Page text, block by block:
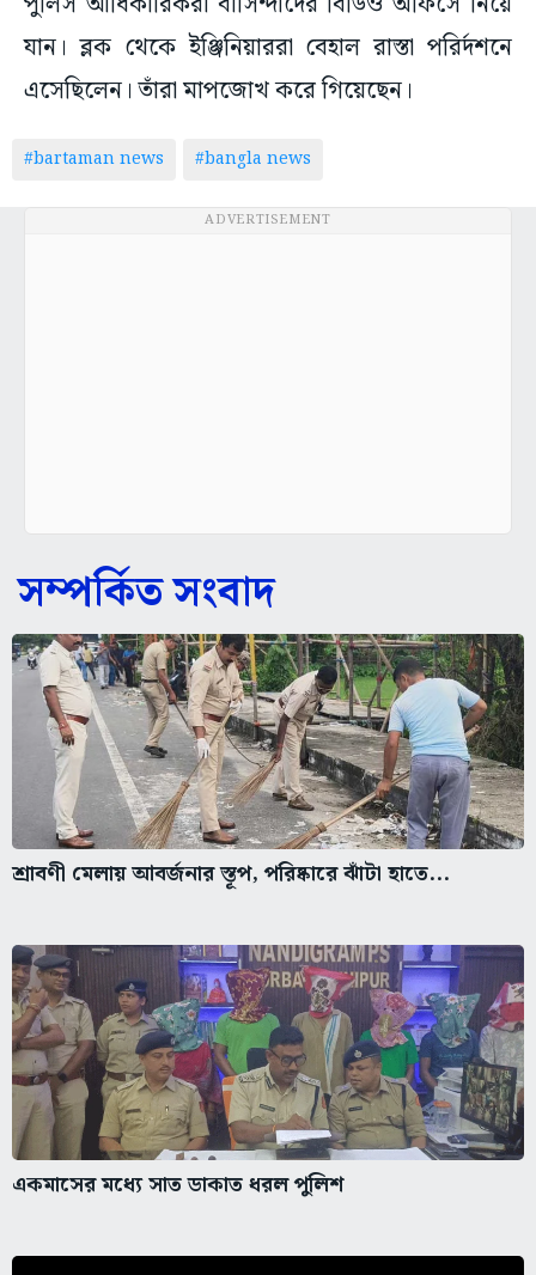
যান। ব্লক থেকে ইঞ্জিনিয়াররা বেহাল রাস্তা পরির্দশনে
এসেছিলেন। তাঁরা মাপজোখ করে গিয়েছেন।
#bartaman news #bangla news
ADVERTISEMENT
সম্পর্কিত সংবাদ
শ্রাবণী মেলায় আবর্জনার স্তূপ, পরিষ্কারে ঝাঁটা হাতে...
একমাসের মধ্যে সাত ডাকাত ধরল পুলিশ